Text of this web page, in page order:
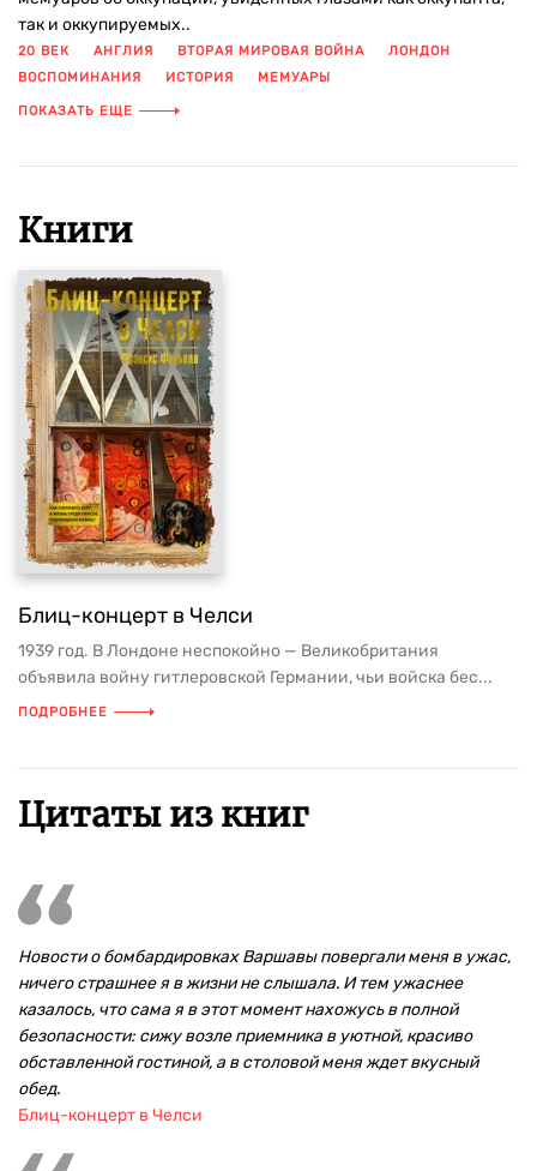
так и оккупируемых..
20 ВЕК АНГЛИЯ ВТОРАЯ МИРОВАЯ ВОЙНА
ЛОНДОН
ВОСПОМИНАНИЯ
ИСТОРИЯ
МЕМУАРЫ
СВИДЕТЕЛЬСТВА ОЧЕВИДЦЕВ
ПОКАЗАТЬ ЕЩЕ
Книги
Блиц-концерт в Челси
1939 год. В Лондоне неспокойно — Великобритания
объявила войну гитлеровской Германии, чьи войска бес...
ПОДРОБНЕЕ
Цитаты из книг
Новости о бомбардировках Варшавы повергали меня в ужас,
ничего страшнее я в жизни не слышала. И тем ужаснее
казалось, что сама я в этот момент нахожусь в полной
безопасности: сижу возле приемника в уютной, красиво
обставленной гостиной, а в столовой меня ждет вкусный
обед.
Блиц-концерт в Челси